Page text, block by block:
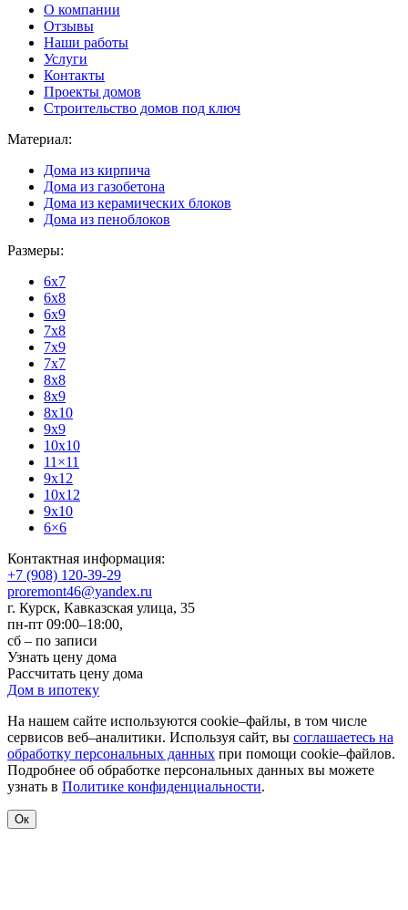
О компании
Отзывы
Наши работы
Услуги
Контакты
Проекты домов
Строительство домов под ключ
Материал:
Дома из кирпича
Дома из газобетона
Дома из керамических блоков
Дома из пеноблоков
Размеры:
6x7
6x8
6x9
7x8
7x9
7x7
8x8
8x9
8x10
9x9
10x10
11×11
9x12
10x12
9x10
6×6
Контактная информация:
+7 (908) 120-39-29
proremont46@yandex.ru
г. Курск, Кавказская улица, 35
пн-пт 09:00–18:00,
сб – по записи
Узнать цену дома
Рассчитать цену дома
Дом в ипотеку
На нашем сайте используются cookie–файлы, в том числе
сервисов веб–аналитики. Используя сайт, вы соглашаетесь на
обработку персональных данных при помощи cookie–файлов.
Подробнее об обработке персональных данных вы можете
узнать в Политике конфиденциальности.
Ок